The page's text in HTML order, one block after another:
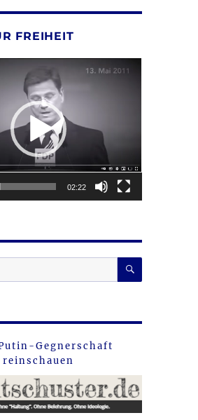
FREIHEIT
02:22
SUCHEN
Gegnerschaft
reinschauen